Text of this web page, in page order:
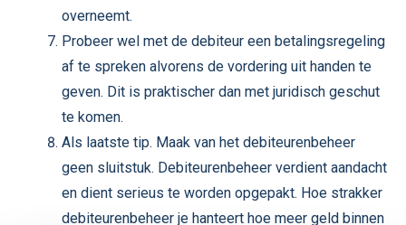
overneemt.
Probeer wel met de debiteur een betalingsregeling
af te spreken alvorens de vordering uit handen te
geven. Dit is praktischer dan met juridisch geschut
te komen.
Als laatste tip. Maak van het debiteurenbeheer
geen sluitstuk. Debiteurenbeheer verdient aandacht
en dient serieus te worden opgepakt. Hoe strakker
debiteurenbeheer je hanteert hoe meer geld binnen